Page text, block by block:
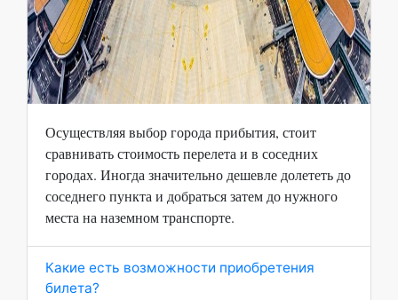
Осуществляя выбор города прибытия, стоит
сравнивать стоимость перелета и в соседних
городах. Иногда значительно дешевле долететь до
соседнего пункта и добраться затем до нужного
места на наземном транспорте.
Какие есть возможности приобретения
билета?